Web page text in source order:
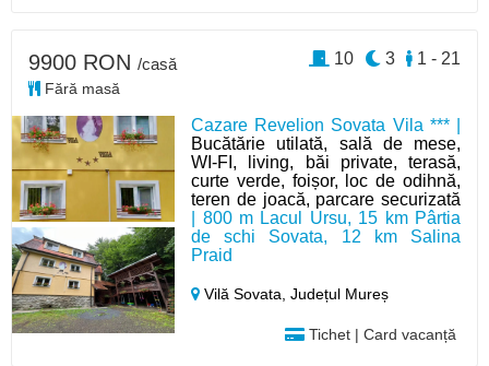
Cazare Revelion Sovata Vila *** |
Bucătărie utilată, sală de mese,
WI-FI, living, băi private, terasă,
curte verde, foișor, loc de odihnă,
teren de joacă, parcare securizată
| 800 m Lacul Ursu, 15 km Pârtia
de schi Sovata, 12 km Salina
Praid
Vilă Sovata,Județul Mureș
Tichet | Card vacanță
9900 RON /casă
Fără masă
1 - 21
3
10